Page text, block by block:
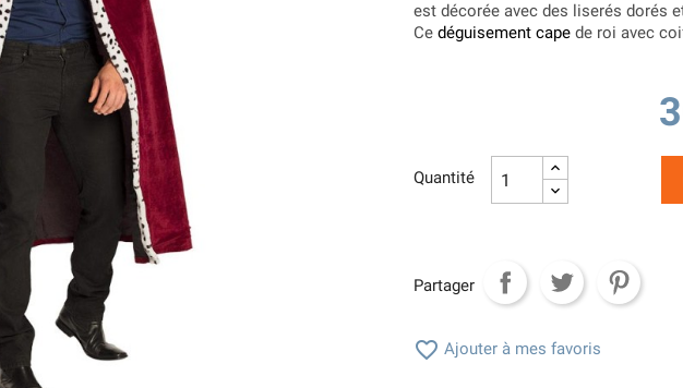
est décorée avec des liserés dorés
Ce déguisement cape de roi avec
Quantité
Partager
 Ajouter à mes favoris